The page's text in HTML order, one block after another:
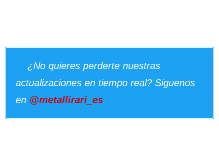
¿No quieres perderte nuestras
actualizaciones en tiempo real? Siguenos
en @metallirari_es